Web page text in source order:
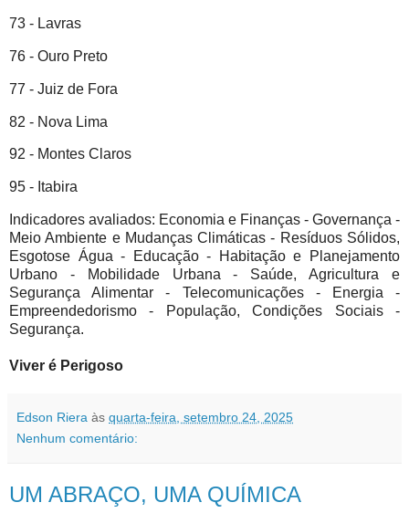
73 - Lavras
76 - Ouro Preto
77 - Juiz de Fora
82 - Nova Lima
92 - Montes Claros
95 - Itabira
Indicadores avaliados: Economia e Finanças - Governança -
Meio Ambiente e Mudanças Climáticas - Resíduos Sólidos,
Esgotose Água - Educação - Habitação e Planejamento
Urbano - Mobilidade Urbana - Saúde, Agricultura e
Segurança Alimentar - Telecomunicações - Energia -
Empreendedorismo - População, Condições Sociais -
Segurança.
Viver é Perigoso
Edson Riera às quarta-feira, setembro 24, 2025
Nenhum comentário:
UM ABRAÇO, UMA QUÍMICA